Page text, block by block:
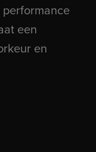
een
en